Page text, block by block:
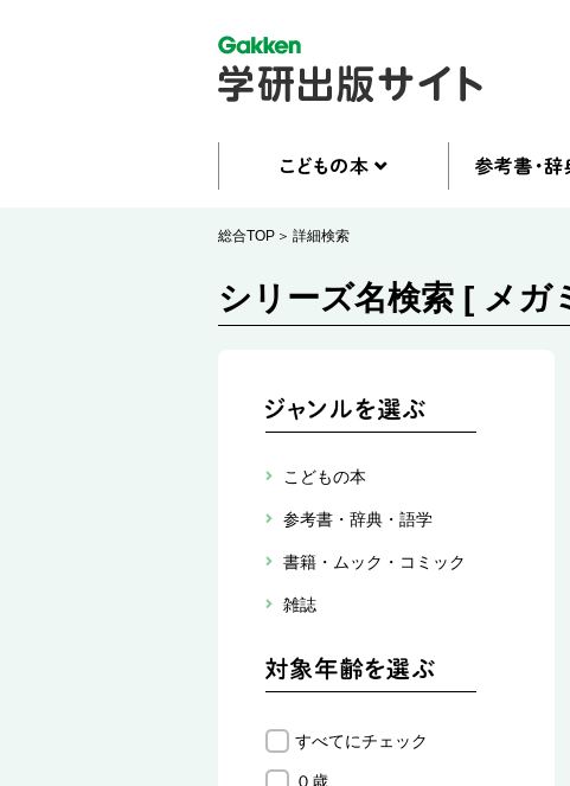
総合TOP 詳細検索
シリーズ名検索 [ メ
こどもの本
参考書・辞典・語学
書籍・ムック・コミック
雑誌
すべてにチェック
０歳